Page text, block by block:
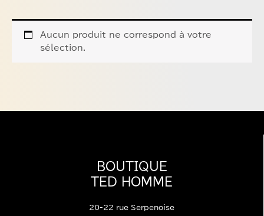
Aucun produit ne correspond à votre
sélection.
BOUTIQUE
TED HOMME
20-22 rue Serpenoise